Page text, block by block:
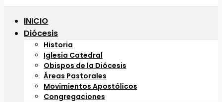
INICIO
Diócesis
Historia
Iglesia Catedral
Obispos de la Diócesis
Áreas Pastorales
Movimientos Apostólicos
Congregaciones